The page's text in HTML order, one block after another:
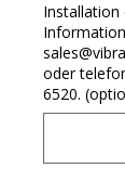
Installation
oder
6520.